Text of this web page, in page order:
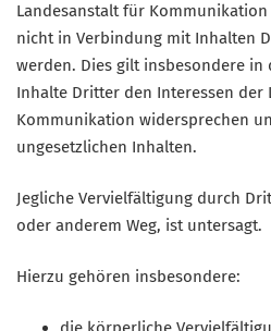
Landesanstalt für
nicht in Verbindung mit Inhalten
werden. Dies gilt insbesondere in
Inhalte Dritter den Interessen der
Kommunikation widersprechen
ungesetzlichen Inhalten.
Jegliche Vervielfältigung durch
oder anderem Weg, ist untersagt.
Hierzu gehören insbesondere: